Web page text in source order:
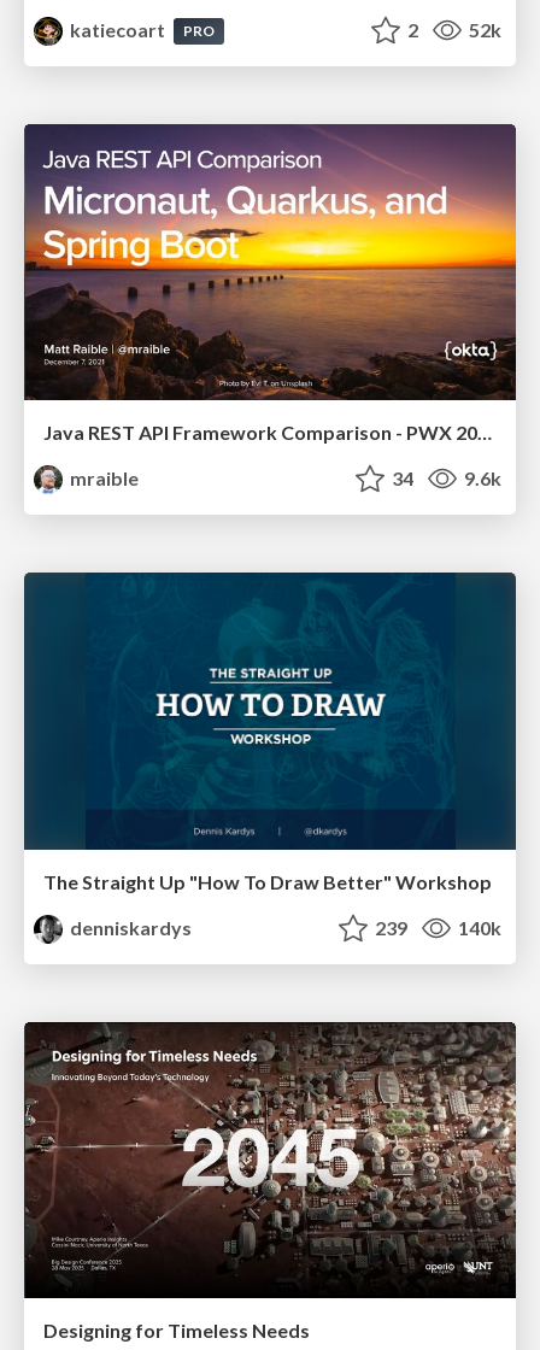
katiecoart
PRO 2 52k
Java REST API Framework Comparison - PWX 2021
mraible
34 9.6k
The Straight Up "How To Draw Better" Workshop
denniskardys
239 140k
Designing for Timeless Needs